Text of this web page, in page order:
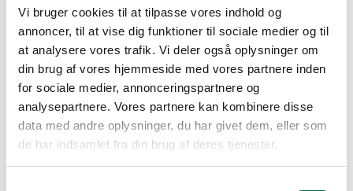
Vi bruger cookies til at tilpasse vores indhold og
annoncer, til at vise dig funktioner til sociale medier og til
at analysere vores trafik. Vi deler også oplysninger om
din brug af vores hjemmeside med vores partnere inden
for sociale medier, annonceringspartnere og
analysepartnere. Vores partnere kan kombinere disse
data med andre oplysninger, du har givet dem, eller som
de har indsamlet fra din brug af deres tjenester.
Parkering
Ja, kan tilkøbes
Vaskemuligheder
Findes i lejemålet
Elevator
Ja